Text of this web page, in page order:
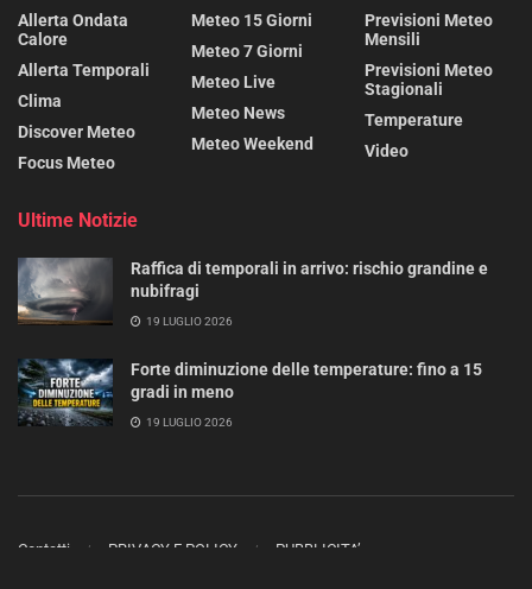
Allerta Ondata
Calore
Allerta Temporali
Clima
Discover Meteo
Focus Meteo
Meteo 15 Giorni
Meteo 7 Giorni
Meteo Live
Meteo News
Meteo Weekend
Previsioni Meteo
Mensili
Previsioni Meteo
Stagionali
Temperature
Video
Ultime Notizie
Raffica di temporali in arrivo: rischio grandine e
nubifragi
19 LUGLIO 2026
Forte diminuzione delle temperature: fino a 15
gradi in meno
19 LUGLIO 2026
Contatti PRIVACY E POLICY PUBBLICITA’